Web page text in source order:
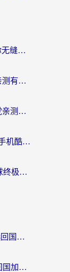
美国翻回国内app怎么选？3步教你无缝刷剧、登12123、访问国内网站
优酷地域限制怎么关闭？海外党亲测有效的追剧加速器选择指南
抖音音乐地区限制怎么办？海外党亲测有效的听歌自由指南
在国外听不了酷我音乐？3步解除手机酷我音乐海外限制，附实测好用加速器
PP体育国外地域限制？海外党看球终极方案：从欧洲杯到奥运会，中文解说不卡顿！
ChickCN和章鱼哪个好？海外党选回国加速器的3个关键维度 + 实用避坑指南
中国VPN评测：海外党2026最全回国加速器选择指南，告别地区限制不踩坑